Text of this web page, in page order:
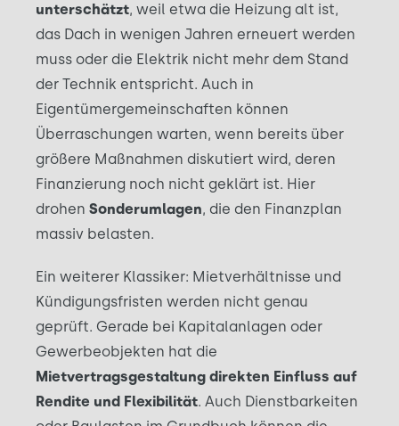
unterschätzt, weil etwa die Heizung alt ist,
das Dach in wenigen Jahren erneuert werden
muss oder die Elektrik nicht mehr dem Stand
der Technik entspricht. Auch in
Eigentümergemeinschaften können
Überraschungen warten, wenn bereits über
größere Maßnahmen diskutiert wird, deren
Finanzierung noch nicht geklärt ist. Hier
drohen Sonderumlagen, die den Finanzplan
massiv belasten.
Ein weiterer Klassiker: Mietverhältnisse und
Kündigungsfristen werden nicht genau
geprüft. Gerade bei Kapitalanlagen oder
Gewerbeobjekten hat die
Mietvertragsgestaltung direkten Einfluss auf
Rendite und Flexibilität. Auch Dienstbarkeiten